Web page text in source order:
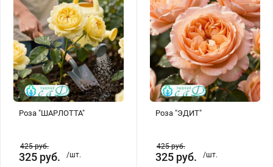
Роза "ШАРЛОТТА"
425руб.
325 руб. /шт.
Роза "ЭДИТ"
425руб.
325 руб. /шт.